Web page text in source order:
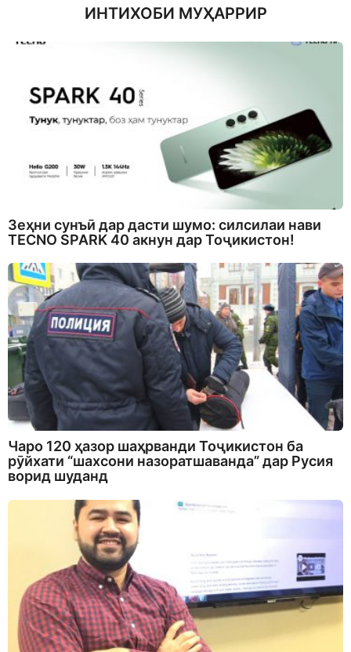
ИНТИХОБИ МУҲАРРИР
Зеҳни сунъӣ дар дасти шумо: силсилаи нави
TECNO SPARK 40 акнун дар Тоҷикистон!
Чаро 120 ҳазор шаҳрванди Тоҷикистон ба
рӯйхати “шахсони назоратшаванда” дар Русия
ворид шуданд